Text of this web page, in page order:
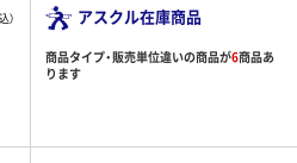
アスクル在庫商品
商品タイプ・販売単位違いの商品が6商品あ
ります